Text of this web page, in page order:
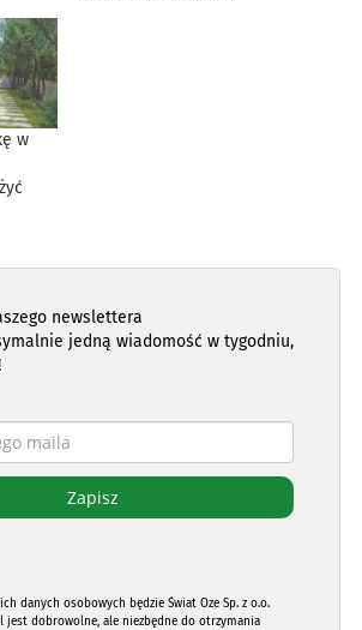
w
newslettera
jedną wiadomość w tygodniu,
danych osobowych będzie Świat Oze Sp. z o.o.
jest dobrowolne, ale niezbędne do otrzymania